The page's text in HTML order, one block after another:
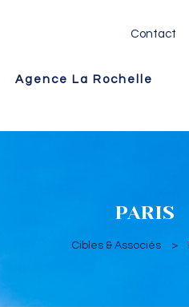
Contact
Agence La Rochelle
PARIS
Cibles & Associés >